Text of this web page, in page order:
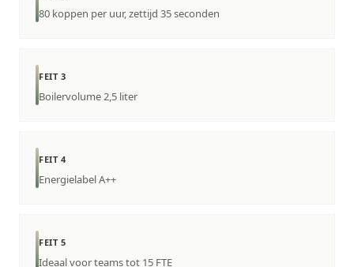
80 koppen per uur, zettijd 35 seconden
FEIT 3
Boilervolume 2,5 liter
FEIT 4
Energielabel A++
FEIT 5
Ideaal voor teams tot 15 FTE